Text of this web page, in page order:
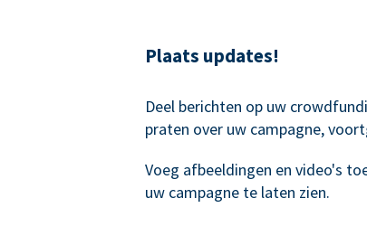
Plaats updates!
Deel berichten op uw
praten over uw campagne,
Voeg afbeeldingen en video's
uw campagne te laten zien.